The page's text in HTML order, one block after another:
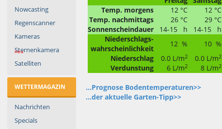
Nowcasting
Regenscanner
Kameras
Sternenkamera
neu
Satelliten
WETTERMAGAZIN
Nachrichten
Specials
Temp. morgens
12 °C 12 °C
Temp. nachmittags
26 °C 29 °C
Sonnenscheindauer
14-15 h 14-15 h
Niederschlags-
wahrscheinlichkeit
12 % 10 %
Niederschlag
0.0 L/m2 0.0 L/m2
Verdunstung 6 L/m2 8 L/m2
...Prognose Bodentemperaturen>>
...der aktuelle Garten-Tipp>>